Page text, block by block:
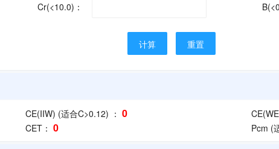
Cr(<10.0)：
计算
CE(IIW) (适合C>0.12) ：0
CET：0 Pcm (